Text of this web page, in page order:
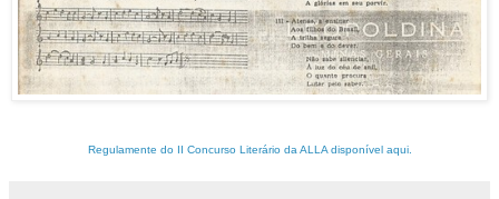
Regulamente do II Concurso Literário da ALLA disponível aqui.